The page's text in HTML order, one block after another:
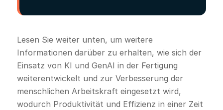
Lesen Sie weiter unten, um weitere
Informationen darüber zu erhalten, wie sich der
Einsatz von KI und GenAI in der Fertigung
weiterentwickelt und zur Verbesserung der
menschlichen Arbeitskraft eingesetzt wird,
wodurch Produktivität und Effizienz in einer Zeit